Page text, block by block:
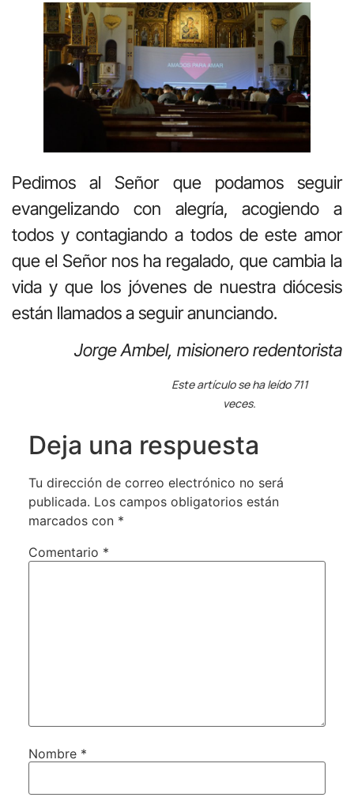
Pedimos al Señor que podamos seguir
evangelizando con alegría, acogiendo a
todos y contagiando a todos de este amor
que el Señor nos ha regalado, que cambia la
vida y que los jóvenes de nuestra diócesis
están llamados a seguir anunciando.
Jorge Ambel, misionero redentorista
Este artículo se ha leído 711
veces.
Deja una respuesta
Tu dirección de correo electrónico no será
publicada. Los campos obligatorios están
marcados con *
Comentario *
Nombre *